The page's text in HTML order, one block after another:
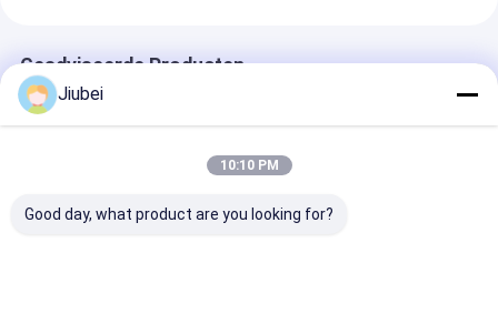
Geadviseerde Producten
Jiubei
10:10 PM
Good day, what product are you looking for?